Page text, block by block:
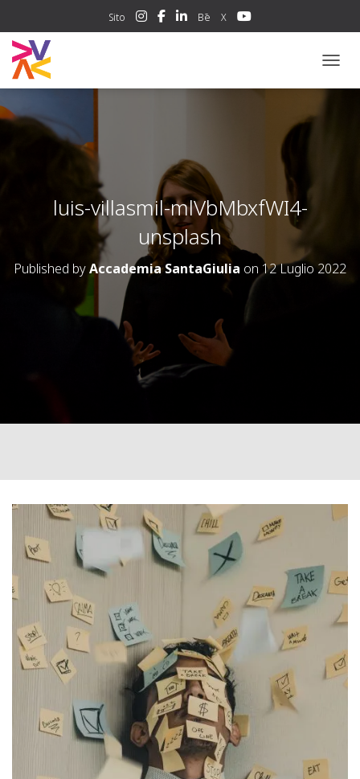
Sito Bē X
luis-villasmil-mlVbMbxfWI4-
unsplash
Published byAccademia SantaGiulia on 12 Luglio 2022